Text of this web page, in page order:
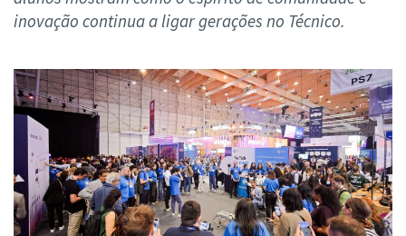
inovação continua a ligar gerações no Técnico.